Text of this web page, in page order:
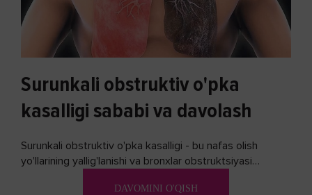
Surunkali obstruktiv o'pka
kasalligi sababi va davolash
Surunkali obstruktiv o'pka kasalligi - bu nafas olish
yo'llarining yallig'lanishi va bronxlar obstruktsiyasi
DAVOMINI O'QISH